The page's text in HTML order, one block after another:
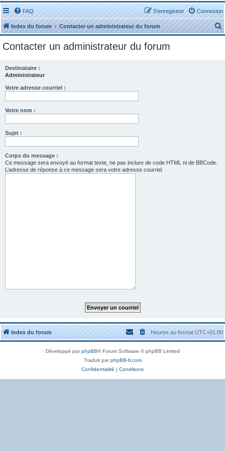
FAQ Connexion
S’enregistrer
Index du forum Contacter un administrateur du forum
e
Contacter un administrateur du forum
Destinataire :
Administrateur
Votre adresse courriel :
Votre nom :
Sujet :
Corps du message :
Ce message sera envoyé au format texte, ne pas inclure de code HTML ni de BBCode.
L’adresse de réponse à ce message sera votre adresse courriel.
Index du forum Heures au formatUTC+01:00
Développé parphpBB® Forum Software © phpBB Limited
Traduit parphpBB-fr.com
Confidentialité | Conditions